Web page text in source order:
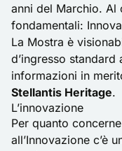
anni del Marchio. Al
fondamentali:
La Mostra è
d’ingresso standard
informazioni in
Stellantis Heritage.
L’innovazione
Per quanto
all’Innovazione c’è